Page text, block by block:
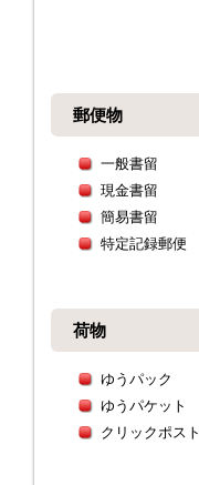
郵便物
一般書留
現金書留
簡易書留
特定記録郵便
荷物
ゆうパック
ゆうパケット
クリックポスト